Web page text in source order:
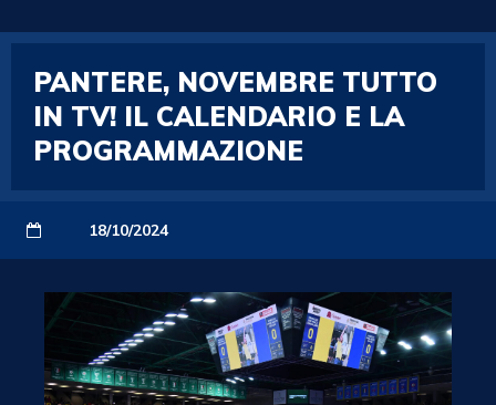
PANTERE, NOVEMBRE TUTTO
IN TV! IL CALENDARIO E LA
PROGRAMMAZIONE
18/10/2024